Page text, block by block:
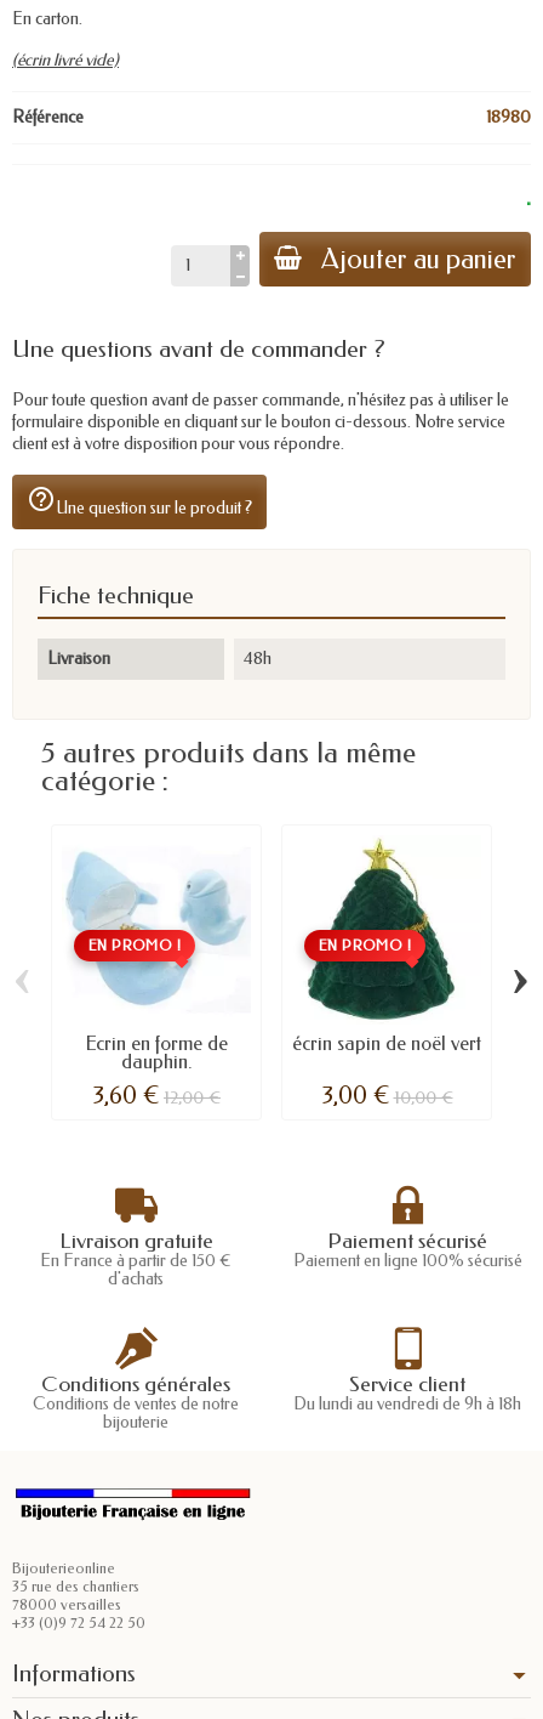
En carton.
(écrin livré vide)
Référence 18980
.
Ajouter au panier
Une questions avant de commander ?
Pour toute question avant de passer commande, n'hésitez pas à utiliser le
formulaire disponible en cliquant sur le bouton ci-dessous. Notre service
client est à votre disposition pour vous répondre.
help_outlineUne question sur le produit ?
Fiche technique
Livraison 48h
5 autres produits dans la même
catégorie :
EN PROMO !
Ecrin en forme de
dauphin.
3,60 € 12,00 €
EN PROMO !
écrin sapin de noël vert
3,00 €10,00 €
‹ ›
Livraison gratuite
En France à partir de 150 €
d'achats
Paiement sécurisé
Paiement en ligne 100% sécurisé
Conditions générales
Conditions de ventes de notre
bijouterie
Service client
Du lundi au vendredi de 9h à 18h
Bijouterieonline
35 rue des chantiers
78000 versailles
+33 (0)9 72 54 22 50
Informations